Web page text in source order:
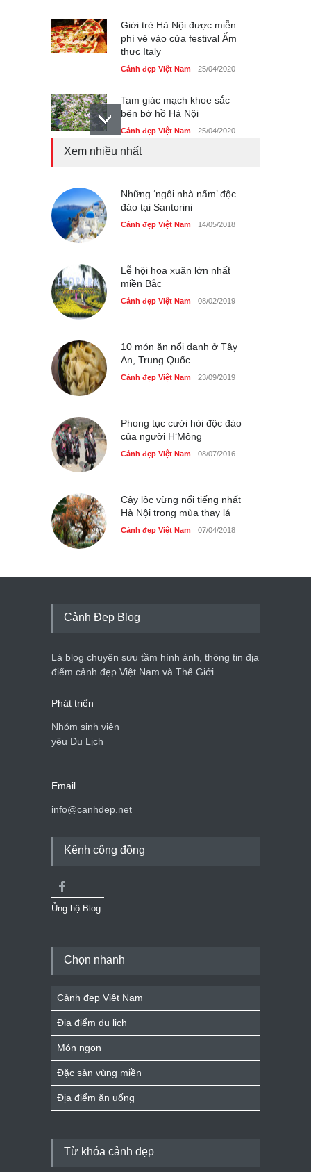
Giới trẻ Hà Nội được miễn
phí vé vào cửa festival Ẩm
thực Italy
Cảnh đẹp Việt Nam 25/04/2020
Tam giác mạch khoe sắc
bên bờ hồ Hà Nội
Cảnh đẹp Việt Nam 25/04/2020
Cảnh đẹp Việt Nam 24/04/2020
Những món ăn đồng quê
Xem nhiều nhất
Những ‘ngôi nhà nấm’ độc
đáo tại Santorini
Cảnh đẹp Việt Nam 14/05/2018
Lễ hội hoa xuân lớn nhất
miền Bắc
Cảnh đẹp Việt Nam 08/02/2019
10 món ăn nổi danh ở Tây
An, Trung Quốc
Cảnh đẹp Việt Nam 23/09/2019
Phong tục cưới hỏi độc đáo
của người H‘Mông
Cảnh đẹp Việt Nam 08/07/2016
Cây lộc vừng nổi tiếng nhất
Hà Nội trong mùa thay lá
Cảnh đẹp Việt Nam 07/04/2018
Cảnh Đẹp Blog
Là blog chuyên sưu tầm hình ảnh, thông tin địa
điểm cảnh đẹp Việt Nam và Thế Giới
Phát triển
Nhóm sinh viên
yêu Du Lịch
Email
info@canhdep.net
Kênh cộng đồng
Ủng hộ Blog
Chọn nhanh
Cảnh đẹp Việt Nam
Địa điểm du lịch
Món ngon
Đặc sản vùng miền
Địa điểm ăn uống
Từ khóa cảnh đẹp